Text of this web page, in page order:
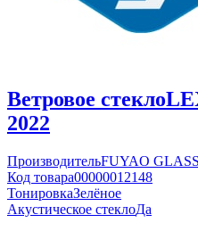
Ветровое стекло
2022
ПроизводительFUYAO GLASS
Код товара00000012148
ТонировкаЗелёное
Акустическое стеклоДа